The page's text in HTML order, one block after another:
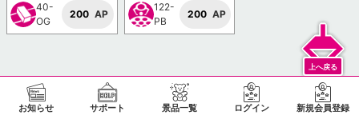
お知らせ サポート 景品一覧 ログイン 新規会員登録
40-
OG
200 AP
122-
PB
200 AP